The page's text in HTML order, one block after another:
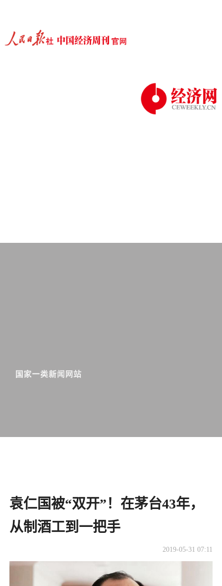
袁仁国被“双开”！在茅台43年，
从制酒工到一把手
2019-05-31 07:11